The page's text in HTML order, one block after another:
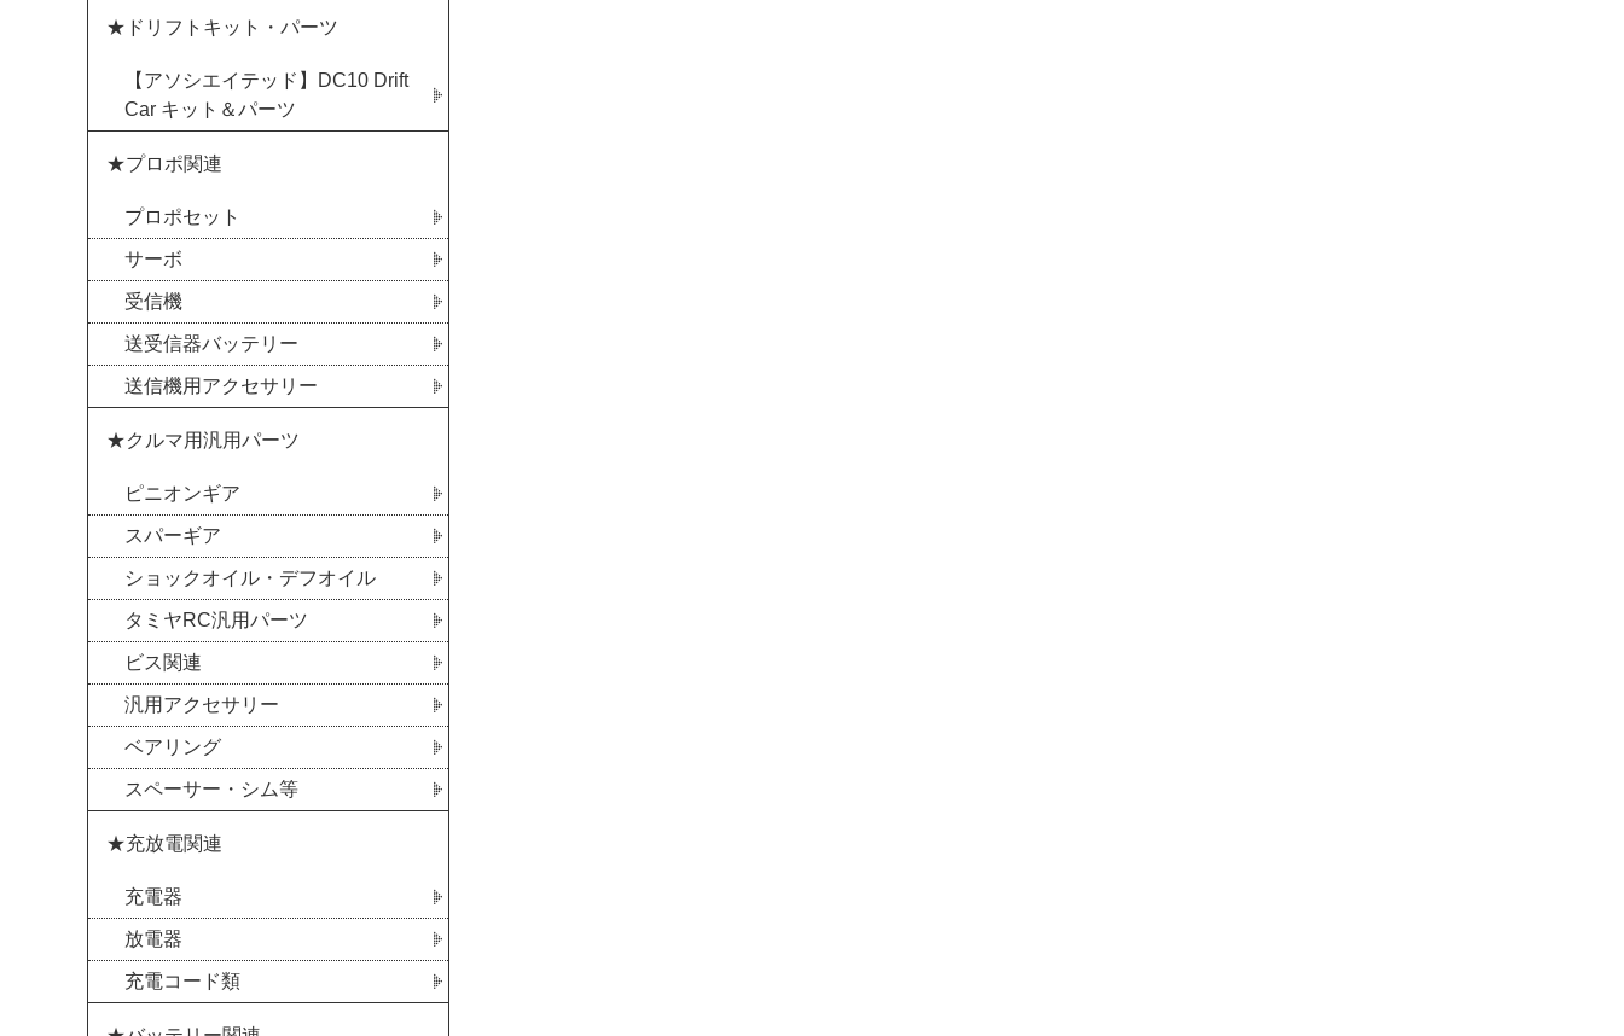
★ドリフトキット・パーツ
【アソシエイテッド】DC10 Drift
Car キット＆パーツ
★プロポ関連
プロポセット
サーボ
受信機
送受信器バッテリー
送信機用アクセサリー
★クルマ用汎用パーツ
ピニオンギア
スパーギア
ショックオイル・デフオイル
タミヤRC汎用パーツ
ビス関連
汎用アクセサリー
ベアリング
スペーサー・シム等
★充放電関連
充電器
放電器
充電コード類